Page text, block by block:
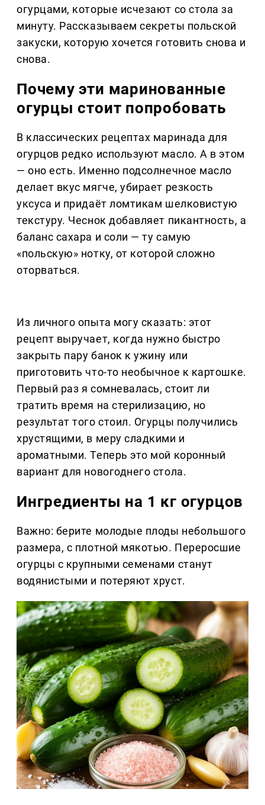
огурцами, которые исчезают со стола за
минуту. Рассказываем секреты польской
закуски, которую хочется готовить снова и
снова.
Почему эти маринованные
огурцы стоит попробовать
В классических рецептах маринада для
огурцов редко используют масло. А в этом
— оно есть. Именно подсолнечное масло
делает вкус мягче, убирает резкость
уксуса и придаёт ломтикам шелковистую
текстуру. Чеснок добавляет пикантность, а
баланс сахара и соли — ту самую
«польскую» нотку, от которой сложно
оторваться.
Из личного опыта могу сказать: этот
рецепт выручает, когда нужно быстро
закрыть пару банок к ужину или
приготовить что-то необычное к картошке.
Первый раз я сомневалась, стоит ли
тратить время на стерилизацию, но
результат того стоил. Огурцы получились
хрустящими, в меру сладкими и
ароматными. Теперь это мой коронный
вариант для новогоднего стола.
Ингредиенты на 1 кг огурцов
Важно: берите молодые плоды небольшого
размера, с плотной мякотью. Переросшие
огурцы с крупными семенами станут
водянистыми и потеряют хруст.